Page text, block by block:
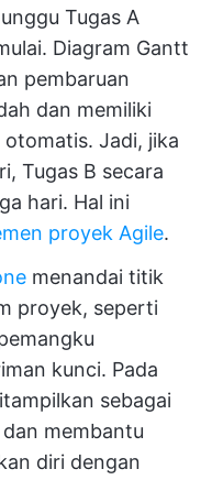
Tugas A
Diagram Gantt
pembaruan
dan memiliki
Jadi, jika
Tugas B secara
hari. Hal ini
proyek Agile.
menandai titik
proyek, seperti
kunci. Pada
sebagai
membantu
diri dengan